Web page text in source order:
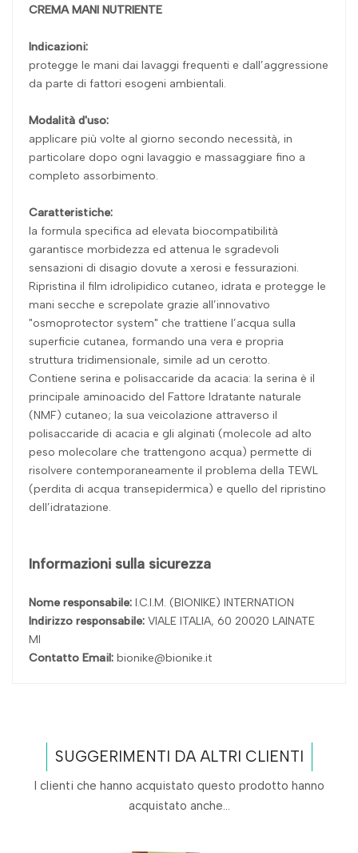
CREMA MANI NUTRIENTE
Indicazioni:
protegge le mani dai lavaggi frequenti e dall’aggressione
da parte di fattori esogeni ambientali.
Modalità d'uso:
applicare più volte al giorno secondo necessità, in
particolare dopo ogni lavaggio e massaggiare fino a
completo assorbimento.
Caratteristiche:
la formula specifica ad elevata biocompatibilità
garantisce morbidezza ed attenua le sgradevoli
sensazioni di disagio dovute a xerosi e fessurazioni.
Ripristina il film idrolipidico cutaneo, idrata e protegge le
mani secche e screpolate grazie all’innovativo
"osmoprotector system" che trattiene l’acqua sulla
superficie cutanea, formando una vera e propria
struttura tridimensionale, simile ad un cerotto.
Contiene serina e polisaccaride da acacia: la serina è il
principale aminoacido del Fattore Idratante naturale
(NMF) cutaneo; la sua veicolazione attraverso il
polisaccaride di acacia e gli alginati (molecole ad alto
peso molecolare che trattengono acqua) permette di
risolvere contemporaneamente il problema della TEWL
(perdita di acqua transepidermica) e quello del ripristino
dell’idratazione.
Informazioni sulla sicurezza
Nome responsabile: I.C.I.M. (BIONIKE) INTERNATION
Indirizzo responsabile: VIALE ITALIA, 60 20020 LAINATE
MI
Contatto Email: bionike@bionike.it
SUGGERIMENTI DA ALTRI CLIENTI
I clienti che hanno acquistato questo prodotto hanno
acquistato anche...